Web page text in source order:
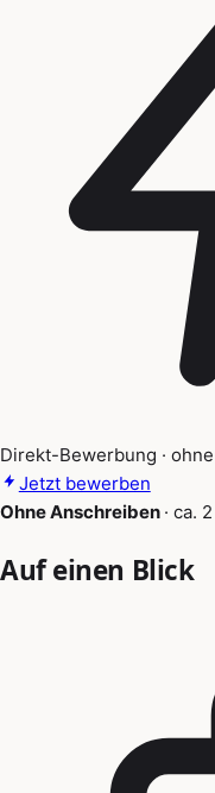
Direkt-Bewerbung ·
Jetzt bewerben
Ohne Anschreiben · ca.
Auf einen Blick